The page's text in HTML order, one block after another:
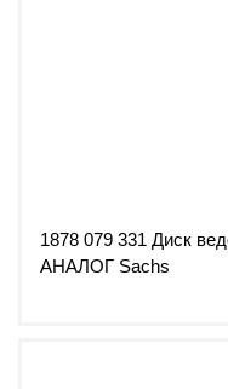
1878 079 331 Диск
АНАЛОГ Sachs